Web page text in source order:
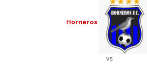
Horneros
vs